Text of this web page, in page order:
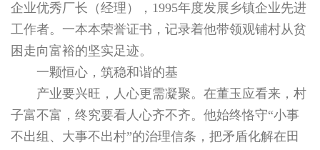
企业优秀厂长（经理），1995年度发展乡镇企业先进
工作者。一本本荣誉证书，记录着他带领观铺村从贫
困走向富裕的坚实足迹。
一颗恒心，筑稳和谐的基
产业要兴旺，人心更需凝聚。在董玉应看来，村
子富不富，终究要看人心齐不齐。他始终恪守“小事
不出组、大事不出村”的治理信条，把矛盾化解在田